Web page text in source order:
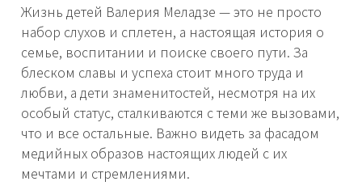
Жизнь детей Валерия Меладзе — это не просто
набор слухов и сплетен, а настоящая история о
семье, воспитании и поиске своего пути. За
блеском славы и успеха стоит много труда и
любви, а дети знаменитостей, несмотря на их
особый статус, сталкиваются с теми же вызовами,
что и все остальные. Важно видеть за фасадом
медийных образов настоящих людей с их
мечтами и стремлениями.